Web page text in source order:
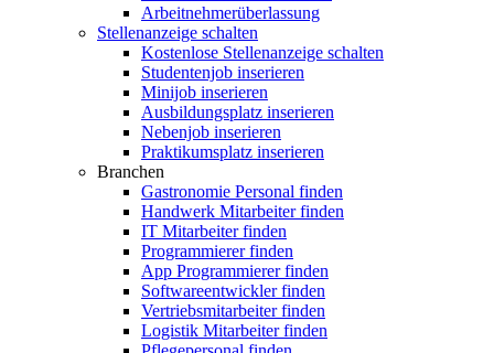
Arbeitnehmerüberlassung
Stellenanzeige schalten
Kostenlose Stellenanzeige schalten
Studentenjob inserieren
Minijob inserieren
Ausbildungsplatz inserieren
Nebenjob inserieren
Praktikumsplatz inserieren
Branchen
Gastronomie Personal finden
Handwerk Mitarbeiter finden
IT Mitarbeiter finden
Programmierer finden
App Programmierer finden
Softwareentwickler finden
Vertriebsmitarbeiter finden
Logistik Mitarbeiter finden